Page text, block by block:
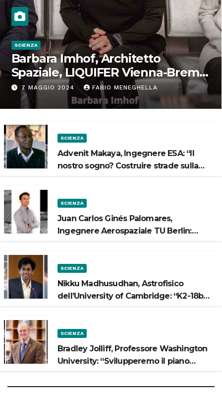
SCIENZA
Barbara Imhof, Architetto
Spaziale, LIQUIFER Vienna-Brema:
“Progettiamo habitat per lo
Spazio”
7 MAGGIO 2024 FABIO MENEGHELLA
SCIENZA
Advenit Makaya, Ingegnere ESA: “Il
nostro sogno? Costruire strade sulla
SCIENZA
Juan Carlos Ginés Palomares,
Ingegnere Aerospaziale TU Berlin:
SCIENZA
Nikku Madhusudhan, Astrofisico
dell’University of Cambridge: “K2-18b
SCIENZA
Bradley Jolliff, Professore Washington
University: “Svilupperemo il piano